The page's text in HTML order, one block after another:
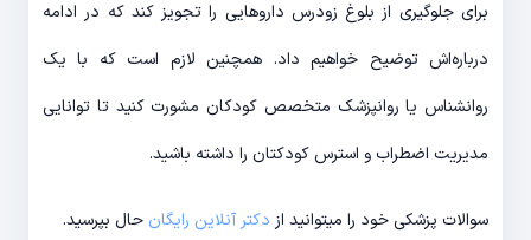
برای جلوگیری از بلوغ زودرس داروهایی را تجویز کند که در ادامه
درباره‌اش توضیح خواهیم داد. همچنین لازم است که با یک
روانشناس یا روانپزشک متخصص کودکان مشورت کنید تا توانایی
مدیریت اضطراب و استرس کودکتان را داشته باشید.
سوالات پزشکی خود را میتوانید از دکتر آنلاین رایگان حال بپرسید.